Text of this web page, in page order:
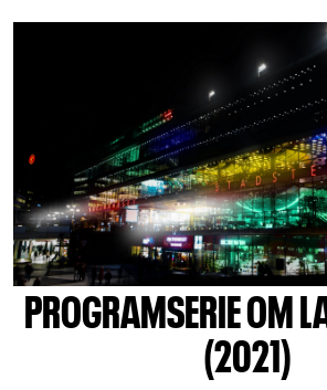
PROGRAMSERIE OM
(2021)